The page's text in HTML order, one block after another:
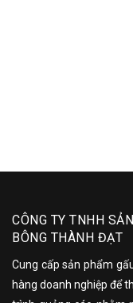
CÔNG TY TNHH
BÔNG THÀNH ĐẠT
Cung cấp sản phẩm
hàng doanh nghiệp để